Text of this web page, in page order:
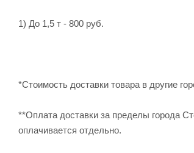
1) До 1,5 т - 800 руб.
*Стоимость доставки товара в другие
**Оплата доставки за пределы города
оплачивается отдельно.